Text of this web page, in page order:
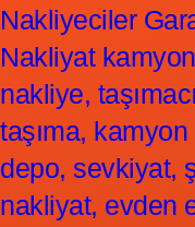
Nakliyeciler
Nakliyat
nakliye,
taşıma, kamyon
depo, sevkiyat,
nakliyat, evden